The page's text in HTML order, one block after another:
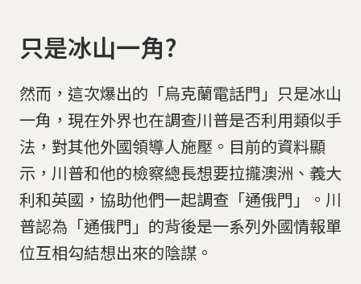
只是冰山一角?
然而，這次爆出的「烏克蘭電話門」只是冰山
一角，現在外界也在調查川普是否利用類似手
法，對其他外國領導人施壓。目前的資料顯
示，川普和他的檢察總長想要拉攏澳洲、義大
利和英國，協助他們一起調查「通俄門」。川
普認為「通俄門」的背後是一系列外國情報單
位互相勾結想出來的陰謀。